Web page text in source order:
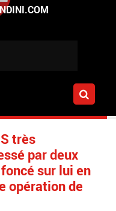
très
par deux
sur lui en
opération de